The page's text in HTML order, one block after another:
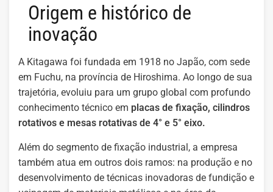
Origem e histórico de
inovação
A Kitagawa foi fundada em 1918 no Japão, com sede
em Fuchu, na província de Hiroshima. Ao longo de sua
trajetória, evoluiu para um grupo global com profundo
conhecimento técnico em placas de fixação, cilindros
rotativos e mesas rotativas de 4° e 5° eixo.
Além do segmento de fixação industrial, a empresa
também atua em outros dois ramos: na produção e no
desenvolvimento de técnicas inovadoras de fundição e